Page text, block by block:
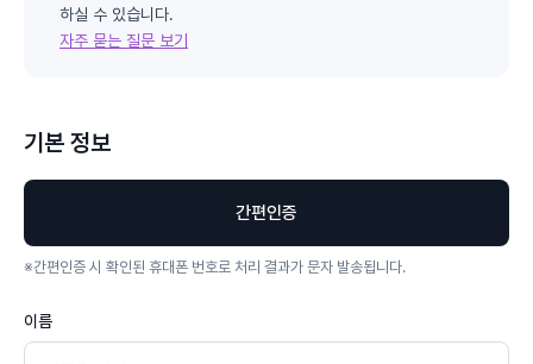
하실 수 있습니다.
자주 묻는 질문 보기
기본 정보
간편인증
※간편인증 시 확인된 휴대폰 번호로 처리 결과가 문자 발송됩니다.
이름